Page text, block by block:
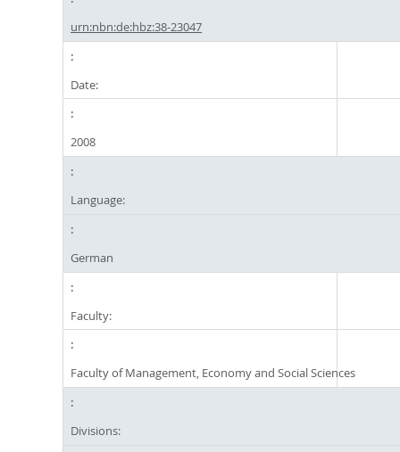
urn:nbn:de:hbz:38-23047
Date:
2008
Language:
German
Faculty:
Faculty of Management, Economy and Social Sciences
Divisions: